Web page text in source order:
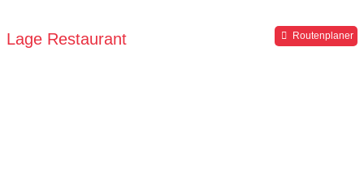
Lage Restaurant Routenplaner